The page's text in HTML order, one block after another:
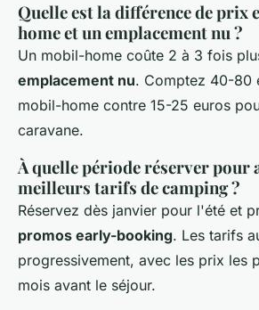
Quelle est la différence de prix
home et un emplacement nu ?
Un mobil-home coûte 2 à 3 fois
emplacement nu. Comptez 40-80
mobil-home contre 15-25 euros
caravane.
À quelle période réserver pour
meilleurs tarifs de camping ?
Réservez dès janvier pour l'été et
promos early-booking. Les tarifs
progressivement, avec les prix les
mois avant le séjour.